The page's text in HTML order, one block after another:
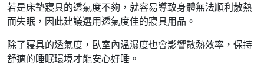
若是床墊寢具的透氣度不夠，就容易導致身體無法順利散熱
而失眠，因此建議選用透氣度佳的寢具用品。
除了寢具的透氣度，臥室內溫濕度也會影響散熱效率，保持
舒適的睡眠環境才能安心好睡。